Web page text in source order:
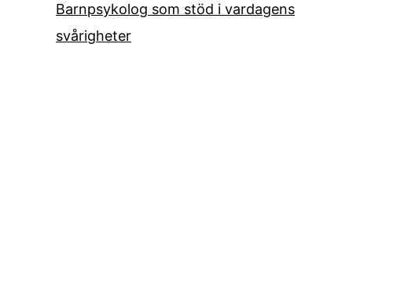
Barnpsykolog som stöd i vardagens
svårigheter